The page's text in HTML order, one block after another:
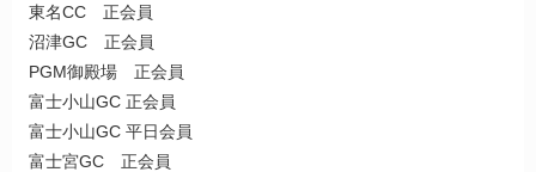
東名CC 正会員
沼津GC 正会員
PGM御殿場 正会員
富士小山GC 正会員
富士小山GC 平日会員
富士宮GC 正会員